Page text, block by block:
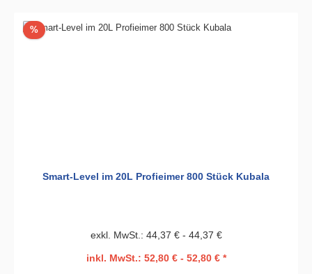
%Rabatt
Smart-Level im 20L Profieimer 800 Stück Kubala
exkl. MwSt.: 44,37 € - 44,37 €
inkl. MwSt.: 52,80 € - 52,80 € *